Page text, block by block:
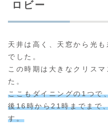
ロビー
天井は高く、天窓から光
でした。
この時期は大きなクリス
た。
ここもダイニングの1つで
後16時から21時までまで
す。